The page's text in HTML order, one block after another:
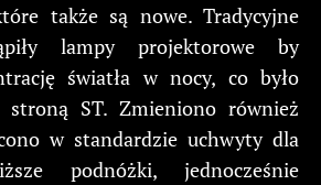
także są nowe. Tradycyjne
lampy projektorowe by
światła w nocy, co było
stroną ST. Zmieniono również
w standardzie uchwyty dla
podnóżki, jednocześnie